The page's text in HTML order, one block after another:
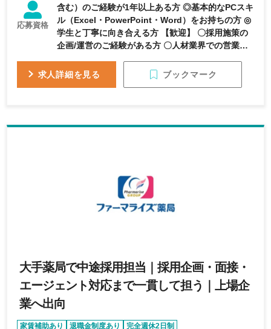
応募資格
含む）のご経験が1年以上ある方 ◎基本的なPCスキ
ル（Excel・PowerPoint・Word）をお持ちの方 ◎
学生と丁寧に向き合える方 【歓迎】 〇採用施策の
企画/運営のご経験がある方 〇人材業界での営業経
求人詳細を見る
ブックマーク
大手薬局で中途採用担当｜採用企画・面接・
エージェント対応まで一貫して担う｜上場企
業へ出向
家賃補助あり 退職金制度あり 完全週休2日制